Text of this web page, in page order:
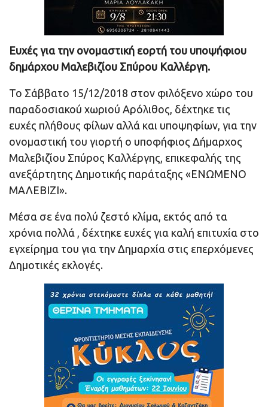
Ευχές για την ονομαστική εορτή του υποψήφιου
δημάρχου Μαλεβιζίου Σπύρου Καλλέργη.
Το Σάββατο 15/12/2018 στον φιλόξενο χώρο του
παραδοσιακού χωριού Αρόλιθος, δέχτηκε τις
ευχές πλήθους φίλων αλλά και υποψηφίων, για την
ονομαστική του γιορτή ο υποφήφιος Δήμαρχος
Μαλεβιζίου Σπύρος Καλλέργης, επικεφαλής της
ανεξάρτητης Δημοτικής παράταξης «ΕΝΩΜΕΝΟ
ΜΑΛΕΒΙΖΙ».
Μέσα σε ένα πολύ ζεστό κλίμα, εκτός από τα
χρόνια πολλά , δέχτηκε ευχές για καλή επιτυχία στο
εγχείρημα του για την Δημαρχία στις επερχόμενες
Δημοτικές εκλογές.